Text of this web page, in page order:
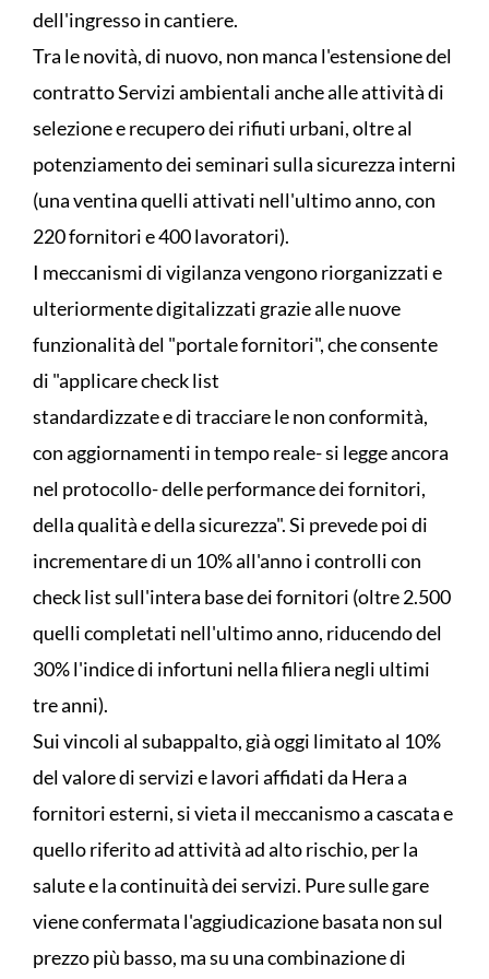
dell'ingresso in cantiere.
Tra le novità, di nuovo, non manca l'estensione del
contratto Servizi ambientali anche alle attività di
selezione e recupero dei rifiuti urbani, oltre al
potenziamento dei seminari sulla sicurezza interni
(una ventina quelli attivati nell'ultimo anno, con
220 fornitori e 400 lavoratori).
I meccanismi di vigilanza vengono riorganizzati e
ulteriormente digitalizzati grazie alle nuove
funzionalità del "portale fornitori", che consente
di "applicare check list
standardizzate e di tracciare le non conformità,
con aggiornamenti in tempo reale- si legge ancora
nel protocollo- delle performance dei fornitori,
della qualità e della sicurezza". Si prevede poi di
incrementare di un 10% all'anno i controlli con
check list sull'intera base dei fornitori (oltre 2.500
quelli completati nell'ultimo anno, riducendo del
30% l'indice di infortuni nella filiera negli ultimi
tre anni).
Sui vincoli al subappalto, già oggi limitato al 10%
del valore di servizi e lavori affidati da Hera a
fornitori esterni, si vieta il meccanismo a cascata e
quello riferito ad attività ad alto rischio, per la
salute e la continuità dei servizi. Pure sulle gare
viene confermata l'aggiudicazione basata non sul
prezzo più basso, ma su una combinazione di